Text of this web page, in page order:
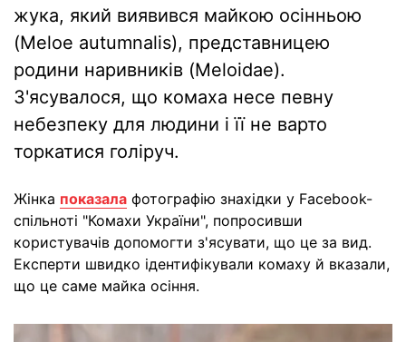
жука, який виявився майкою осінньою
(Meloe autumnalis), представницею
родини наривників (Meloidae).
З'ясувалося, що комаха несе певну
небезпеку для людини і її не варто
торкатися голіруч.
Жінка показала фотографію знахідки у Facebook-
спільноті "Комахи України", попросивши
користувачів допомогти з'ясувати, що це за вид.
Експерти швидко ідентифікували комаху й вказали,
що це саме майка осіння.